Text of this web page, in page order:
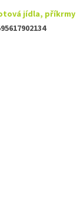
jídla, příkrmy